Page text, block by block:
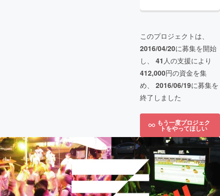
このプロジェクトは、
2016/04/20に募集を開始
し、 41 人の支援により
412,000円の資金を集
め、 2016/06/19に募集を
終了しました
もう一度プロジェク
トをやってほしい